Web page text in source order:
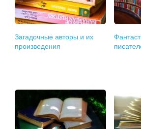
Загадочные авторы и их
произведения